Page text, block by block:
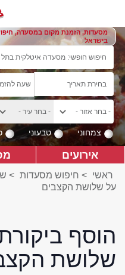
מסעדות, הזמנת מקום במסעדה,
בישראל
צמחוני טבעוני
אירועים
ראשי > חיפוש מסעדות >
על שלושת הקצבים
הוסף
שלושת